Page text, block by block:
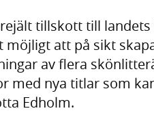
tillskott till
möjligt att på sikt
av flera
med nya titlar som
Edholm.